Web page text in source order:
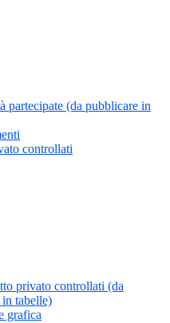
partecipate (da pubblicare in
controllati
privato controllati (da
tabelle)
grafica